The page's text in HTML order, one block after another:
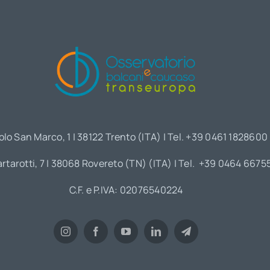
San Marco, 1 | 38122 Trento (ITA) | Tel. +39 0461 1828600
7 | 38068 Rovereto (TN) (ITA) | Tel. +39 0464
C.F. e P.IVA: 02076540224